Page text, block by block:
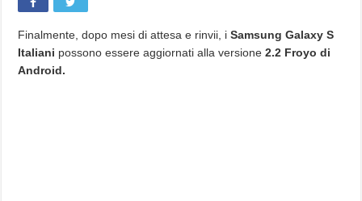
Finalmente, dopo mesi di attesa e rinvii, iSamsung Galaxy S
Italiani possono essere aggiornati alla versione2.2 Froyo di
Android.